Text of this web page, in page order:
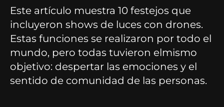
Este artículo muestra 10 festejos que
incluyeron shows de luces con drones.
Estas funciones se realizaron por todo el
mundo, pero todas tuvieron elmismo
objetivo: despertar las emociones y el
sentido de comunidad de las personas.